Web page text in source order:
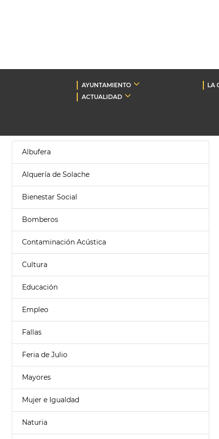
AYUNTAMIENTO
LA
ACTUALIDAD
Albufera
Alquería de Solache
Bienestar Social
Bomberos
Contaminación Acústica
Cultura
Educación
Empleo
Fallas
Feria de Julio
Mayores
Mujer e Igualdad
Naturia